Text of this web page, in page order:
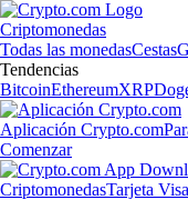
Criptomonedas
Todas las monedasCestas
Tendencias
BitcoinEthereumXRP
Aplicación Crypto.com
Comenzar
CriptomonedasTarjeta